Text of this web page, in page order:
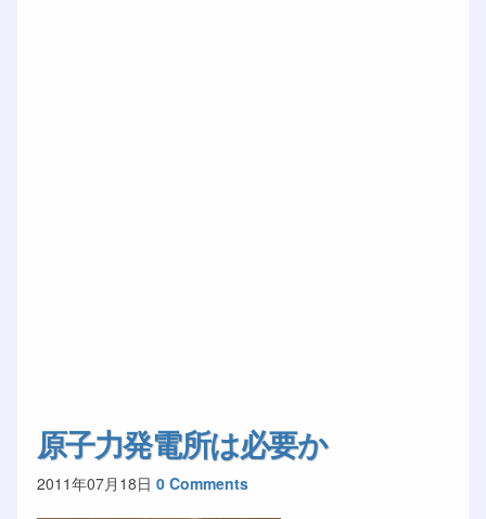
原子力発電所は必要か
2011年07月18日 0 Comments